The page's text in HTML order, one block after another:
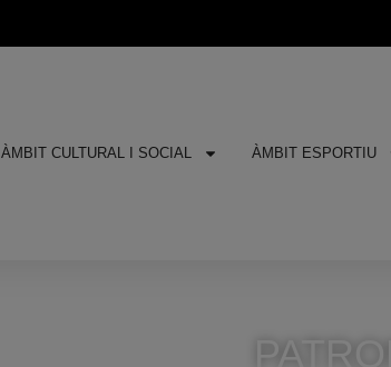
ÀMBIT CULTURAL I SOCIAL ÀMBIT ESPORTIU